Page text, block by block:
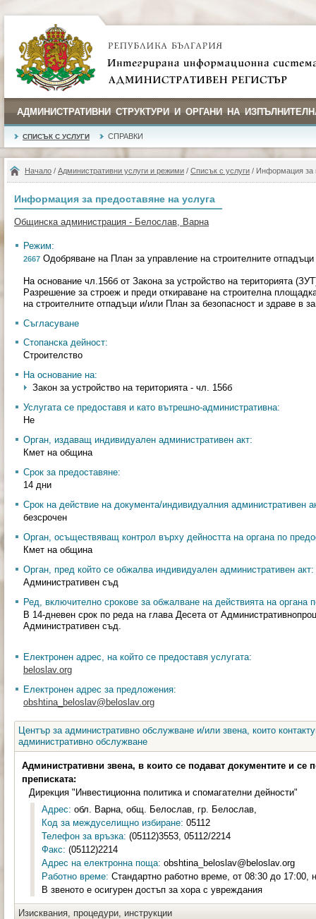
АДМИНИСТРАТИВНИ СТРУКТУРИ И ОРГАНИ НА
СПИСЪК С УСЛУГИ СПРАВКИ
Начало / Административни услуги и режими / Списък с услуги / Информация за
Информация за предоставяне на услуга
Общинска администрация - Белослав, Варна
Режим:
2667 Одобряване на План за управление на строителните
На основание чл.156б от Закона за устройство на територията
Разрешение за строеж и преди откираване на строителна
на строителните отпадъци и/или План за безопасност и здраве в
Съгласуване
Стопанска дейност:
Строителство
На основание на:
Закон за устройство на територията - чл. 156б
Услугата се предоставя и като вътрешно-административна:
Не
Орган, издаващ индивидуален административен акт:
Кмет на община
Срок за предоставяне:
14 дни
Срок на действие на документа/индивидуалния административен
безсрочен
Орган, осъществяващ контрол върху дейността на органа по
Кмет на община
Орган, пред който се обжалва индивидуален административен акт:
Административен съд
Ред, включително срокове за обжалване на действията на органа
В 14-дневен срок по реда на глава Десета от
Административен съд.
Електронен адрес, на който се предоставя услугата:
beloslav.org
Електронен адрес за предложения:
obshtina_beloslav@beloslav.org
Център за административно обслужване и/или звена, които
административно обслужване
Административни звена, в които се подават документите и се
преписката:
Дирекция "Инвестиционна политика и спомагателни дейности"
Адрес: обл. Варна, общ. Белослав, гр. Белослав,
Код за междуселищно избиране: 05112
Телефон за връзка: (05112)3553, 05112/2214
Факс: (05112)2214
Адрес на електронна поща: obshtina_beloslav@beloslav.org
Работно време: Стандартно работно време, от 08:30 до 17:00,
В звеното е осигурен достъп за хора с увреждания
Изисквания, процедури, инструкции